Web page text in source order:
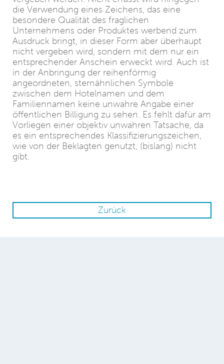
die Verwendung eines Zeichens, das eine
besondere Qualität des fraglichen
Unternehmens oder Produktes werbend zum
Ausdruck bringt, in dieser Form aber überhaupt
nicht vergeben wird, sondern mit dem nur ein
entsprechender Anschein erweckt wird. Auch ist
in der Anbringung der reihenförmig
angeordneten, sternähnlichen Symbole
zwischen dem Hotelnamen und dem
Familiennamen keine unwahre Angabe einer
öffentlichen Billigung zu sehen. Es fehlt dafür am
Vorliegen einer objektiv unwahren Tatsache, da
es ein entsprechendes Klassifizierungszeichen,
wie von der Beklagten genutzt, (bislang) nicht
gibt.
Zurück